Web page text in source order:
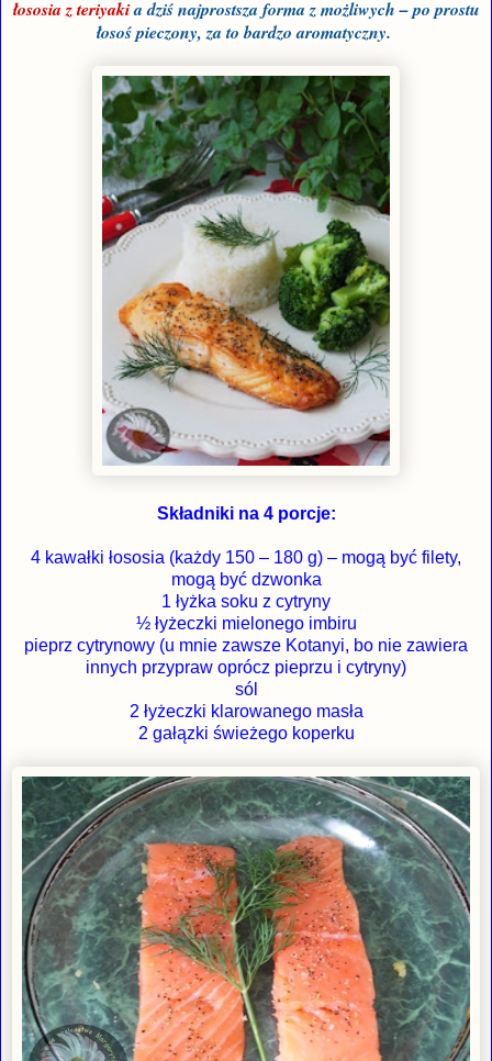
łososia z teriyakia dziś najprostsza forma z możliwych – po prostu
łosoś pieczony, za to bardzo aromatyczny.
Składniki na 4 porcje:
4 kawałki łososia (każdy 150 – 180 g) – mogą być filety,
mogą być dzwonka
1 łyżka soku z cytryny
½ łyżeczki mielonego imbiru
pieprz cytrynowy (u mnie zawsze Kotanyi, bo nie zawiera
innych przypraw oprócz pieprzu i cytryny)
sól
2 łyżeczki klarowanego masła
2 gałązki świeżego koperku